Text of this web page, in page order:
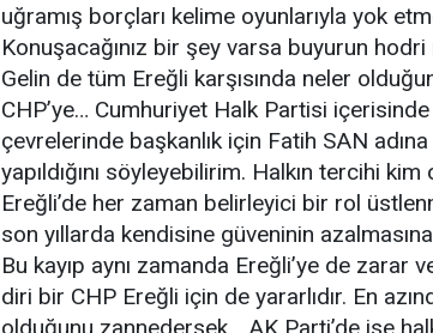
uğramış borçları kelime oyunlarıyla yok
Konuşacağınız bir şey varsa buyurun
Gelin de tüm Ereğli karşısında neler
CHP’ye… Cumhuriyet Halk Partisi
çevrelerinde başkanlık için Fatih SAN
yapıldığını söyleyebilirim. Halkın tercihi
Ereğli’de her zaman belirleyici bir rol
son yıllarda kendisine güveninin
Bu kayıp aynı zamanda Ereğli’ye de zarar
diri bir CHP Ereğli için de yararlıdır. En